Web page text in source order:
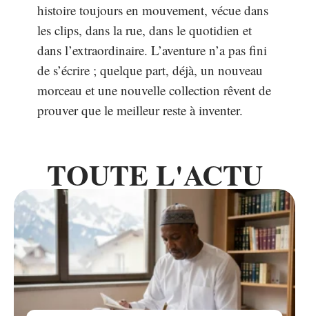
histoire toujours en mouvement, vécue dans
les clips, dans la rue, dans le quotidien et
dans l’extraordinaire. L’aventure n’a pas fini
de s’écrire ; quelque part, déjà, un nouveau
morceau et une nouvelle collection rêvent de
prouver que le meilleur reste à inventer.
TOUTE L'ACTU